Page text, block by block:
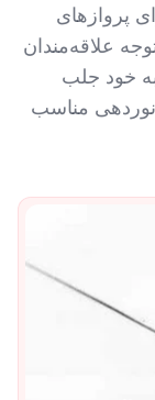
پروازهای
علاقه‌مندان
خود جلب
مناسب